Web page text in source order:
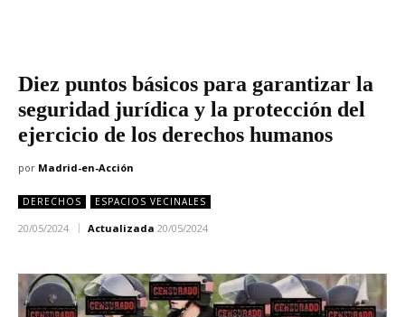
Diez puntos básicos para garantizar la
seguridad jurídica y la protección del
ejercicio de los derechos humanos
por Madrid-en-Acción
DERECHOS ESPACIOS VECINALES
20/05/2024 Actualizada 20/05/2024